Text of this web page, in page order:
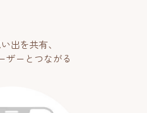
出を共有、
ザーとつながる